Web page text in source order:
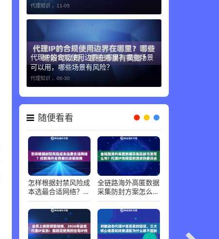
代理知识 ， 11-05
代理IP的合规使用边界在哪里？哪些场景
可以用，哪些场景有风险？
代理知识 ， 06-30
随便看看
怎样根据封禁风险成
本选最合适网络？控
制海外业务单价决策
指南
全链路海外高匿数据
采集防封方案怎么
写？代理IP池搭建到
请求伪装详述